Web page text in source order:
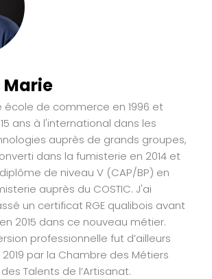
école de commerce en 1996 et
ans à l'international dans les
auprès de grands groupes,
dans la fumisterie en 2014 et
de niveau V (CAP/BP) en
auprès du COSTIC. J'ai
un certificat RGE qualibois avant
2015 dans ce nouveau métier.
professionnelle fut d’ailleurs
par la Chambre des Métiers
Talents de l’Artisanat.